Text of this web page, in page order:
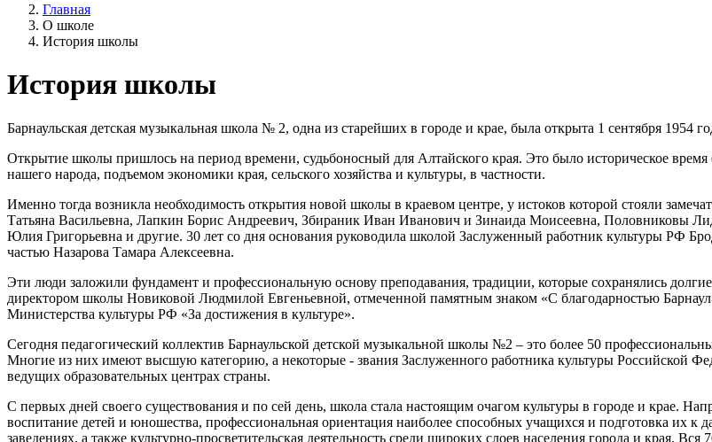
Главная
О школе
История школы
История школы
Барнаульская детская музыкальная школа № 2, одна из старейших в городе и крае, была открыта 1 сентября 1954
Открытие школы пришлось на период времени, судьбоносный для Алтайского края. Это было историческое
нашего народа, подъемом экономики края, сельского хозяйства и культуры, в частности.
Именно тогда возникла необходимость открытия новой школы в краевом центре, у истоков которой стояли
Татьяна Васильевна, Лапкин Борис Андреевич, Збираник Иван Иванович и Зинаида Моисеевна, Половниковы
Юлия Григорьевна и другие. 30 лет со дня основания руководила школой Заслуженный работник культуры РФ
частью Назарова Тамара Алексеевна.
Эти люди заложили фундамент и профессиональную основу преподавания, традиции, которые сохранялись
директором школы Новиковой Людмилой Евгеньевной, отмеченной памятным знаком «С благодарностью
Министерства культуры РФ «За достижения в культуре».
Сегодня педагогический коллектив Барнаульской детской музыкальной школы №2 – это более 50
Многие из них имеют высшую категорию, а некоторые - звания Заслуженного работника культуры Российской
ведущих образовательных центрах страны.
С первых дней своего существования и по сей день, школа стала настоящим очагом культуры в городе и крае.
воспитание детей и юношества, профессиональная ориентация наиболее способных учащихся и подготовка их
заведениях, а также культурно-просветительская деятельность среди широких слоев населения города и края.